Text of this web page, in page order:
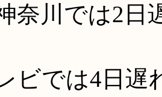
奈川では2日
ビでは4日遅